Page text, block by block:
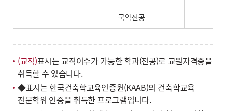
국악전공
(교직)표시는 교직이수가 가능한 학과(전공)로 교원자격증을
취득할 수 있습니다.
◆표시는 한국건축학교육인증원(KAAB)의 건축학교육
전문학위 인증을 취득한 프로그램입니다.